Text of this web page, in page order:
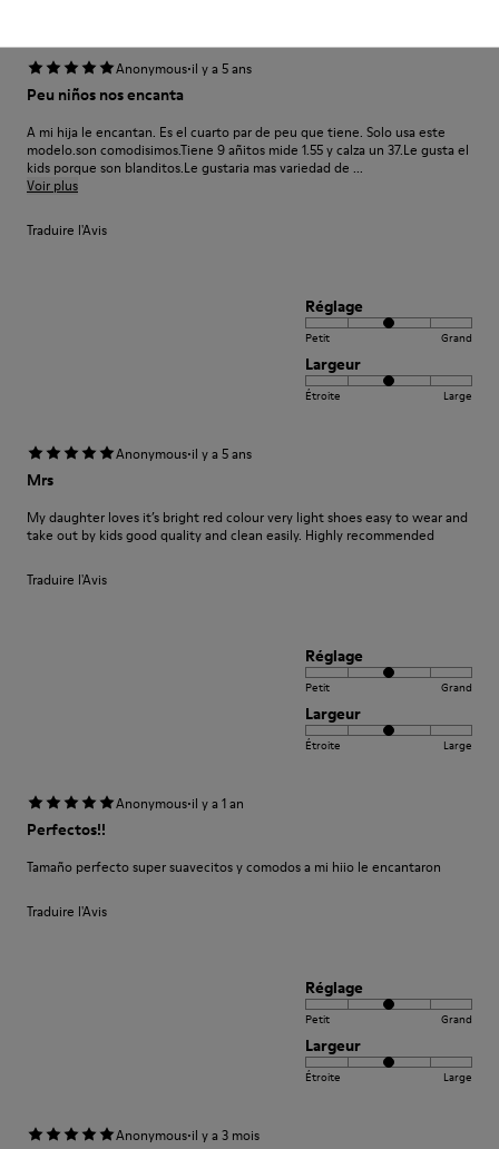
Anonymous·il y a 5 ans
Peu niños nos encanta
A mi hija le encantan. Es el cuarto par de peu que tiene. Solo usa este
modelo.son comodisimos.Tiene 9 añitos mide 1.55 y calza un 37.Le gusta el
kids porque son blanditos.Le gustaria mas variedad de ...
Voir plus
Traduire l'Avis
Réglage
Petit Grand
Largeur
Étroite Large
Anonymous·il y a 5 ans
Mrs
My daughter loves it’s bright red colour very light shoes easy to wear and
take out by kids good quality and clean easily. Highly recommended
Traduire l'Avis
Réglage
Petit Grand
Largeur
Étroite Large
Anonymous·il y a 1 an
Perfectos!!
Tamaño perfecto super suavecitos y comodos a mi hiio le encantaron
Traduire l'Avis
Réglage
Petit Grand
Largeur
Étroite Large
Anonymous·il y a 3 mois